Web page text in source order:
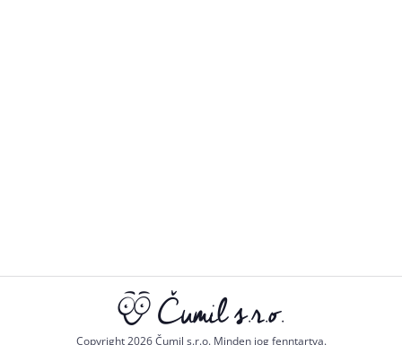
Copyright 2026 Čumil s.r.o. Minden jog fenntartva.